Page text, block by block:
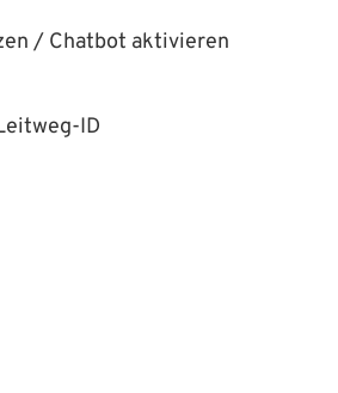
/ Chatbot aktivieren
ID